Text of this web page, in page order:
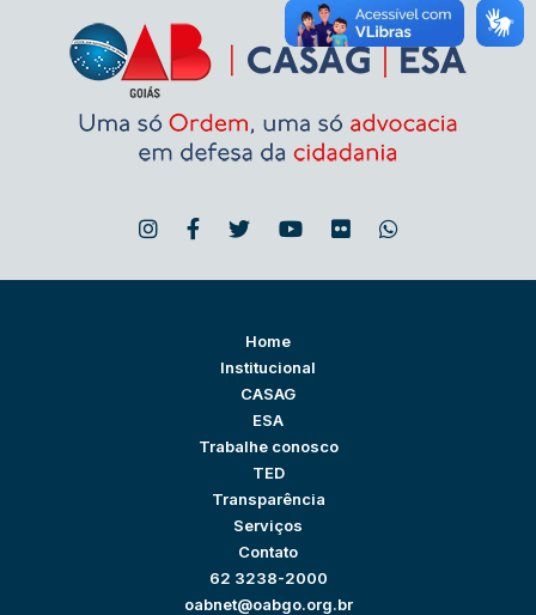
Home
Institucional
CASAG
ESA
Trabalhe conosco
TED
Transparência
Serviços
Contato
62 3238-2000
oabnet@oabgo.org.br